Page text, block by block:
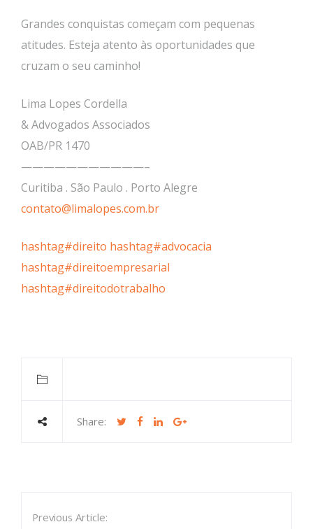
Grandes conquistas começam com pequenas
atitudes. Esteja atento às oportunidades que
cruzam o seu caminho!
Lima Lopes Cordella
& Advogados Associados
OAB/PR 1470
———————————–
Curitiba . São Paulo . Porto Alegre
contato@limalopes.com.br
hashtag#direito hashtag#advocacia
hashtag#direitoempresarial
hashtag#direitodotrabalho
Share:
Previous Article: